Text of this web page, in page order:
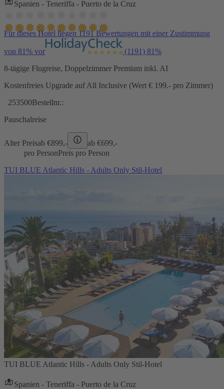
Spanien - Teneriffa - Puerto de la Cruz
Für dieses Hotel liegen 1191 Bewertungen mit einer Zustimmung
von 81% vor (1191) 81%
8-tägige Flugreise, Doppelzimmer Premium inkl. AI
Kostenfreies Upgrade auf All Inclusive (Wert € 199.- pro Zimmer)
253500Bestellnr.:
Pauschalreise
Alter Preisab €899,- ab €699,-
pro PersonPreis pro Person
TUI BLUE Atlantic Hills - Adults Only Stil-Hotel
TUI BLUE Atlantic Hills - Adults Only Stil-Hotel
Spanien - Teneriffa - Puerto de la Cruz